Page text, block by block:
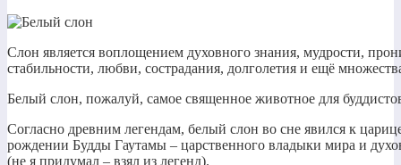
Слон является воплощением духовного знания, мудрости,
стабильности, любви, сострадания, долголетия и ещё
Белый слон, пожалуй, самое священное животное для
Согласно древним легендам, белый слон во сне явился к
рождении Будды Гаутамы – царственного владыки мира и
(не я придумал – взял из легенд).